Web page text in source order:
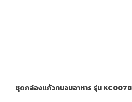
ชุดกล่องแก้วถนอมอาหาร รุ่น KC0078